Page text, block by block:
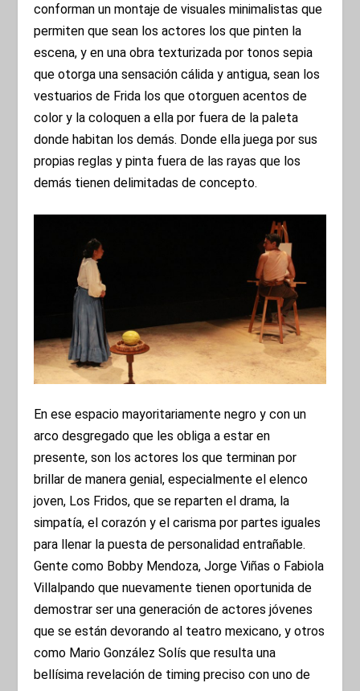
conforman un montaje de visuales minimalistas que
permiten que sean los actores los que pinten la
escena, y en una obra texturizada por tonos sepia
que otorga una sensación cálida y antigua, sean los
vestuarios de Frida los que otorguen acentos de
color y la coloquen a ella por fuera de la paleta
donde habitan los demás. Donde ella juega por sus
propias reglas y pinta fuera de las rayas que los
demás tienen delimitadas de concepto.
En ese espacio mayoritariamente negro y con un
arco desgregado que les obliga a estar en
presente, son los actores los que terminan por
brillar de manera genial, especialmente el elenco
joven, Los Fridos, que se reparten el drama, la
simpatía, el corazón y el carisma por partes iguales
para llenar la puesta de personalidad entrañable.
Gente como Bobby Mendoza, Jorge Viñas o Fabiola
Villalpando que nuevamente tienen oportunida de
demostrar ser una generación de actores jóvenes
que se están devorando al teatro mexicano, y otros
como Mario González Solís que resulta una
bellísima revelación de timing preciso con uno de